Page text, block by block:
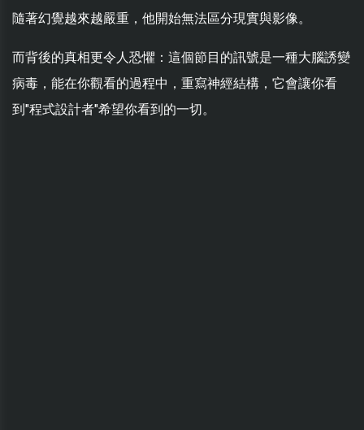
隨著幻覺越來越嚴重，他開始無法區分現實與影像。
而背後的真相更令人恐懼：這個節目的訊號是一種大腦誘變
病毒，能在你觀看的過程中，重寫神經結構，它會讓你看
到"程式設計者"希望你看到的一切。